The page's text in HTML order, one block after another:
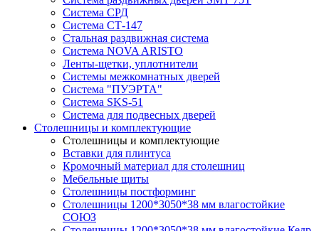
Система СРД
Система СТ-147
Стальная раздвижная система
Система NOVA ARISTO
Ленты-щетки, уплотнители
Системы межкомнатных дверей
Система "ПУЭРТА"
Система SKS-51
Система для подвесных дверей
Столешницы и комплектующие
Столешницы и комплектующие
Вставки для плинтуса
Кромочный материал для столешниц
Мебельные щиты
Столешницы постформинг
Столешницы 1200*3050*38 мм влагостойкие
СОЮЗ